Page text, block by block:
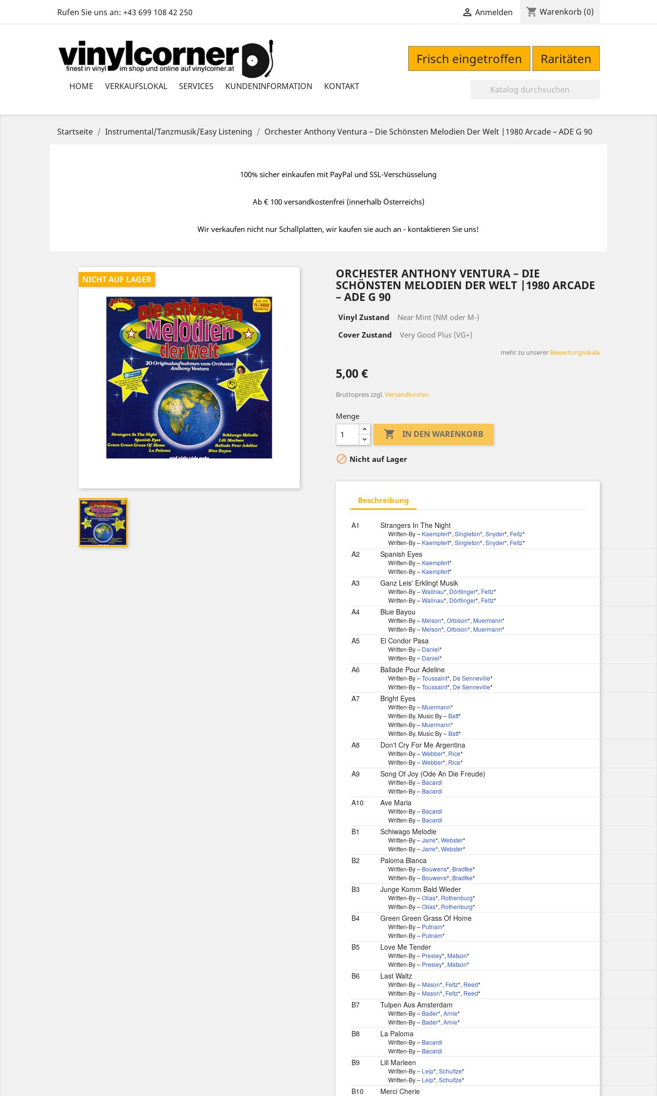
Rufen Sie uns an: +43 699 108 42 250  Anmelden shopping_cart Warenkorb (0)
Frisch eingetroffen Raritäten
HOME VERKAUFSLOKAL SERVICES KUNDENINFORMATION KONTAKT
Startseite Instrumental/Tanzmusik/Easy Listening Orchester Anthony Ventura – Die Schönsten Melodien Der Welt |1980 Arcade – ADE G 90
100% sicher einkaufen mit PayPal und SSL-Verschüsselung
Ab € 100 versandkostenfrei (innerhalb Österreichs)
Wir verkaufen nicht nur Schallplatten, wir kaufen sie auch an - kontaktieren Sie uns!
NICHT AUF LAGER
ORCHESTER ANTHONY VENTURA – DIE
SCHÖNSTEN MELODIEN DER WELT |1980 ARCADE
– ADE G 90
Vinyl Zustand
Near Mint (NM oder M-)
Cover Zustand
Very Good Plus (VG+)
mehr zu unserer Bewertungsskala
5,00 €
Bruttopreiszzgl.Versandkosten
Menge
 IN DEN WARENKORB
 Nicht auf Lager
Beschreibung
A1 Strangers In The Night
Written-By – Kaempfert*, Singleton*, Snyder*, Feltz*
Written-By – Kaempfert*, Singleton*, Snyder*, Feltz*
A2 Spanish Eyes
Written-By – Kaempfert*
Written-By – Kaempfert*
A3 Ganz Leis' Erklingt Musik
Written-By –Wallnau*, Dörflinger*, Feltz*
Written-By –Wallnau*, Dörflinger*, Feltz*
A4 Blue Bayou
Written-By – Melson*, Orbison*, Muermann*
Written-By – Melson*, Orbison*, Muermann*
A5 El Condor Pasa
Written-By – Daniel*
Written-By – Daniel*
A6 Ballade Pour Adeline
Written-By –Toussaint*, De Senneville*
Written-By –Toussaint*, De Senneville*
A7 Bright Eyes
Written-By – Muermann*
Written-By, Music By – Batt*
Written-By – Muermann*
Written-By, Music By – Batt*
A8 Don't Cry For Me Argentina
Written-By –Webber*, Rice*
Written-By –Webber*, Rice*
A9 Song Of Joy (Ode An Die Freude)
Written-By – Bacardi
Written-By – Bacardi
A10 Ave Maria
Written-By – Bacardi
Written-By – Bacardi
B1 Schiwago Melodie
Written-By –Jarre*, Webster*
Written-By –Jarre*, Webster*
B2 Paloma Blanca
Written-By – Bouwens*, Bradtke*
Written-By – Bouwens*, Bradtke*
B3 Junge Komm Bald Wieder
Written-By –Olias*, Rothenburg*
Written-By –Olias*, Rothenburg*
B4 Green Green Grass Of Home
Written-By – Putnam*
Written-By – Putnam*
B5 Love Me Tender
Written-By – Presley*, Matson*
Written-By – Presley*, Matson*
B6 Last Waltz
Written-By – Mason*, Feltz*, Reed*
Written-By – Mason*, Feltz*, Reed*
B7 Tulpen Aus Amsterdam
Written-By – Bader*, Arnie*
Written-By – Bader*, Arnie*
B8 La Paloma
Written-By – Bacardi
Written-By – Bacardi
B9 Lili Marleen
Written-By – Leip*, Schultze*
Written-By – Leip*, Schultze*
B10 Merci Cherie